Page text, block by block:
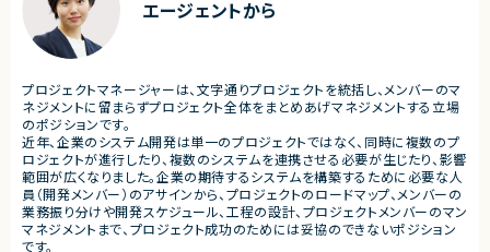
・クライアントおよび開発メンバーとのコミュ
ニケーションあり
■募集背景
プロジェクト拡大に伴う増員募集
■担当工程
・要件定義
・基本設計
・詳細設計
・実装
・テスト
・リリース対応
■その他補足
エージェントから
プロジェクトマネージャーは、文字通りプロジェクトを統括し、メンバーのマ
ネジメントに留まらずプロジェクト全体をまとめあげマネジメントする立場
のポジションです。
近年、企業のシステム開発は単一のプロジェクトではなく、同時に複数のプ
ロジェクトが進行したり、複数のシステムを連携させる必要が生じたり、影響
範囲が広くなりました。企業の期待するシステムを構築するために必要な人
員（開発メンバー）のアサインから、プロジェクトのロードマップ、メンバーの
業務振り分けや開発スケジュール、工程の設計、プロジェクトメンバーのマン
マネジメントまで、プロジェクト成功のためには妥協のできないポジション
です。